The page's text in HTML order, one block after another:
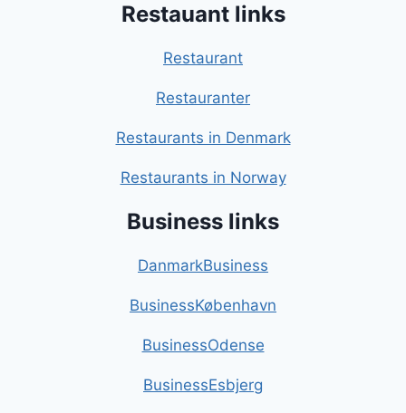
Restauant links
Restaurant
Restauranter
Restaurants in Denmark
Restaurants in Norway
Business links
DanmarkBusiness
BusinessKøbenhavn
BusinessOdense
BusinessEsbjerg